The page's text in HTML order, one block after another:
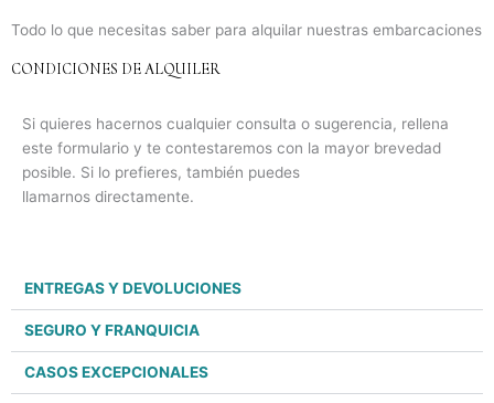
Todo lo que necesitas saber para alquilar nuestras embarcaciones
CONDICIONES DE ALQUILER
Si quieres hacernos cualquier consulta o sugerencia, rellena
este formulario y te contestaremos con la mayor brevedad
posible. Si lo prefieres, también puedes
llamarnos directamente.
ENTREGAS Y DEVOLUCIONES
SEGURO Y FRANQUICIA
CASOS EXCEPCIONALES